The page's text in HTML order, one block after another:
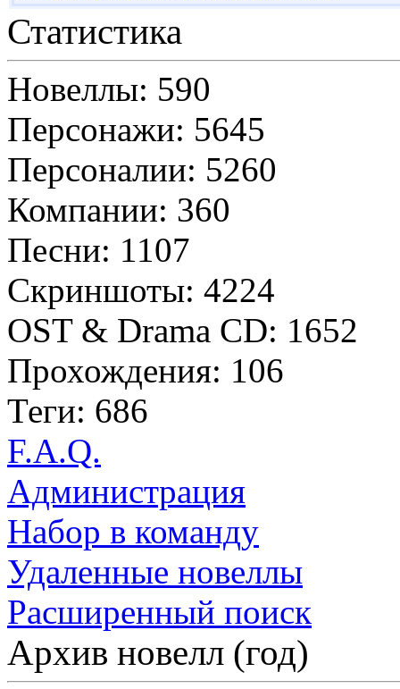
Статистика
Новеллы: 590
Персонажи: 5645
Персоналии: 5260
Компании: 360
Песни: 1107
Скриншоты: 4224
OST & Drama CD: 1652
Прохождения: 106
Теги: 686
F.A.Q.
Администрация
Набор в команду
Удаленные новеллы
Расширенный поиск
Архив новелл (год)